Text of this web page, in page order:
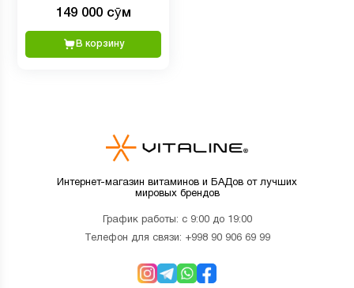
149 000 сӯм
В корзину
Интернет-магазин витаминов и БАДов от лучших
мировых брендов
График работы: с 9:00 до 19:00
Телефон для связи: +998 90 906 69 99